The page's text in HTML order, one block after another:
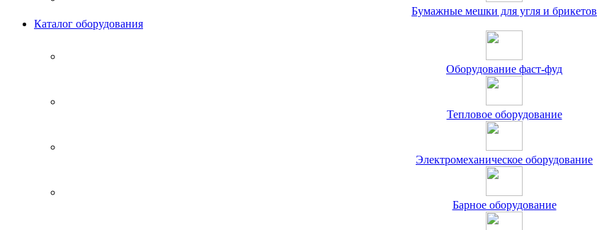
Бумажные мешки для угля и брикетов
Каталог оборудования
Оборудование фаст-фуд
Тепловое оборудование
Электромеханическое оборудование
Барное оборудование